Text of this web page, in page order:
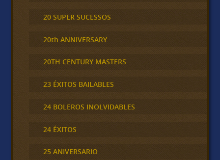
20 SUPER SUCESSOS
20th ANNIVERSARY
20TH CENTURY MASTERS
23 ÉXITOS BAILABLES
24 BOLEROS INOLVIDABLES
24 ÉXITOS
25 ANIVERSARIO